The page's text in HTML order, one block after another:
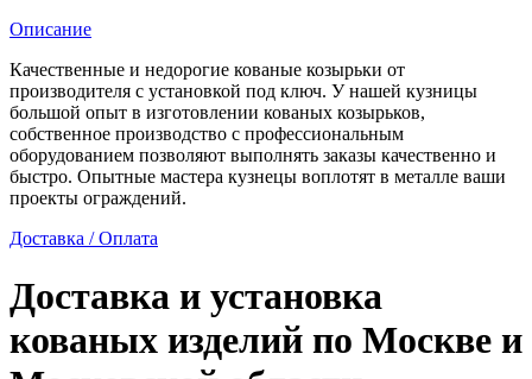
Описание
Качественные и недорогие кованые козырьки от
производителя с установкой под ключ. У нашей кузницы
большой опыт в изготовлении кованых козырьков,
собственное производство с профессиональным
оборудованием позволяют выполнять заказы качественно и
быстро. Опытные мастера кузнецы воплотят в металле ваши
проекты ограждений.
Доставка / Оплата
Доставка и установка
кованых изделий по Москве и